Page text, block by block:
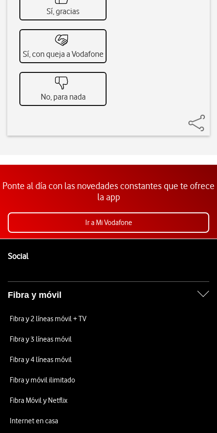
Sí, gracias
Sí, con queja a Vodafone
No, para nada
Ponte al día con las novedades constantes que te ofrece
la app
Ir a Mi Vodafone
SocialEnlaces a las redes sociales de Vodafone
Fibra y móvil
Fibra y 2 líneas móvil + TV
Fibra y 3 líneas móvil
Fibra y 4 líneas móvil
Fibra y móvil ilimitado
Fibra Móvil y Netflix
Internet en casa